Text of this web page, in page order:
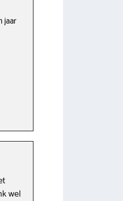
jaar
wel